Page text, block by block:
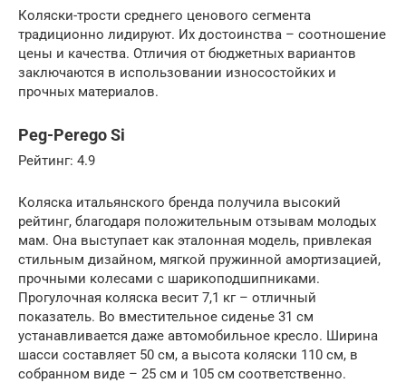
Коляски-трости среднего ценового сегмента
традиционно лидируют. Их достоинства – соотношение
цены и качества. Отличия от бюджетных вариантов
заключаются в использовании износостойких и
прочных материалов.
Peg-Perego Si
Рейтинг: 4.9
Коляска итальянского бренда получила высокий
рейтинг, благодаря положительным отзывам молодых
мам. Она выступает как эталонная модель, привлекая
стильным дизайном, мягкой пружинной амортизацией,
прочными колесами с шарикоподшипниками.
Прогулочная коляска весит 7,1 кг – отличный
показатель. Во вместительное сиденье 31 см
устанавливается даже автомобильное кресло. Ширина
шасси составляет 50 см, а высота коляски 110 см, в
собранном виде – 25 см и 105 см соответственно.